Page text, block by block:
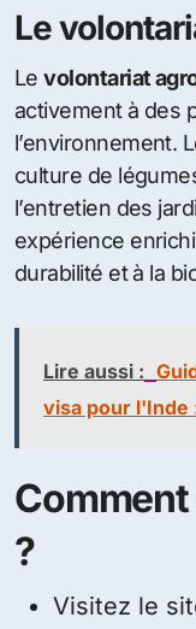
Le
Levolontariat
activement à des
l’environnement.
culture de
l’entretien des
expérience
durabilité et à la
Lire aussi :
visa pour l'Inde
?
Visitez le